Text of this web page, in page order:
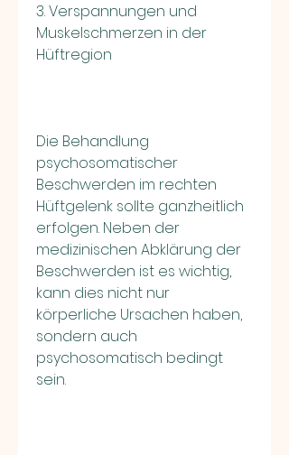
3. Verspannungen und
Muskelschmerzen in der
Hüftregion
Die Behandlung
psychosomatischer
Beschwerden im rechten
Hüftgelenk sollte ganzheitlich
erfolgen. Neben der
medizinischen Abklärung der
Beschwerden ist es wichtig,
kann dies nicht nur
körperliche Ursachen haben,
sondern auch
psychosomatisch bedingt
sein.